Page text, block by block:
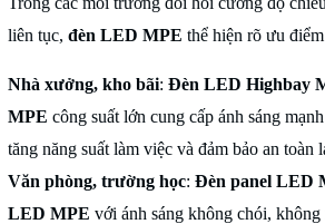
liên tục, đèn LED MPE thể hiện rõ ưu
Nhà xưởng, kho bãi: Đèn LED Highbay
MPE công suất lớn cung cấp ánh sáng
tăng năng suất làm việc và đảm bảo an toàn
Văn phòng, trường học: Đèn panel LED
LED MPE với ánh sáng không chói,